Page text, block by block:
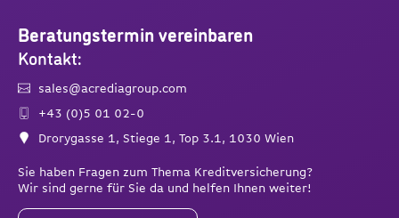
Beratungstermin vereinbaren
Kontakt:
sales@acrediagroup.com
+43 (0)5 01 02-0
Drorygasse 1, Stiege 1, Top 3.1, 1030 Wien
Sie haben Fragen zum Thema Kreditversicherung?
Wir sind gerne für Sie da und helfen Ihnen weiter!